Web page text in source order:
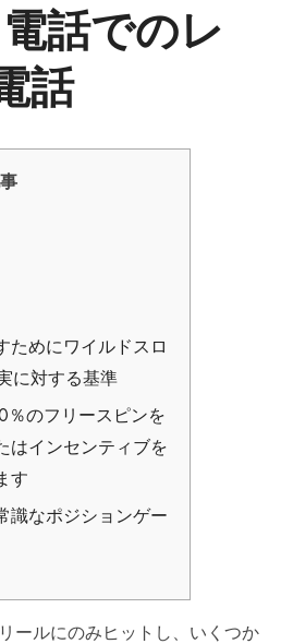
話でのレ
話
ためにワイルドスロ
に対する基準
％のフリースピンを
はインセンティブを
す
識なポジションゲー
ールにのみヒットし、いくつか